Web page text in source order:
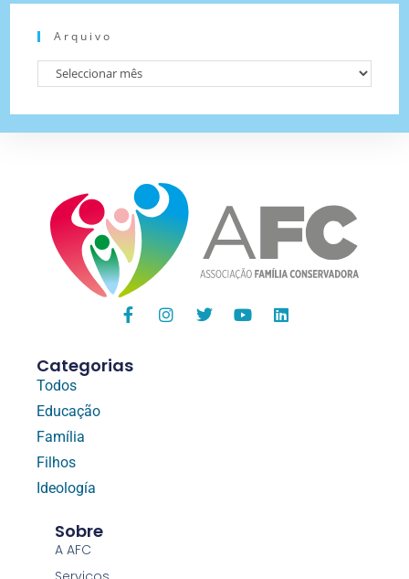
Arquivo
Categorias
Todos
Educação
Família
Filhos
Ideología
Sobre
A AFC